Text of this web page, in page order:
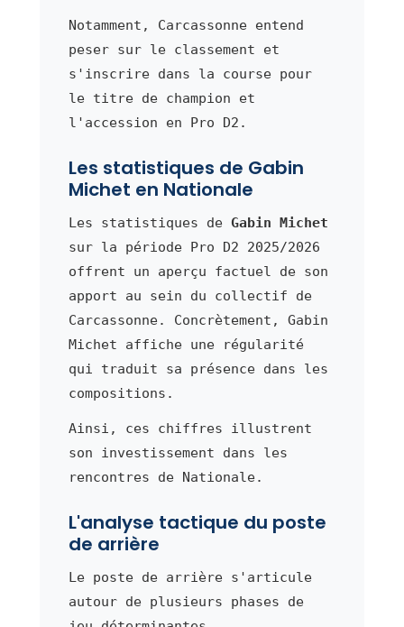
Notamment, Carcassonne entend
peser sur le classement et
s'inscrire dans la course pour
le titre de champion et
l'accession en Pro D2.
Les statistiques de Gabin
Michet en Nationale
Les statistiques de Gabin Michet
sur la période Pro D2 2025/2026
offrent un aperçu factuel de son
apport au sein du collectif de
Carcassonne. Concrètement, Gabin
Michet affiche une régularité
qui traduit sa présence dans les
compositions.
Ainsi, ces chiffres illustrent
son investissement dans les
rencontres de Nationale.
L'analyse tactique du poste
de arrière
Le poste de arrière s'articule
autour de plusieurs phases de